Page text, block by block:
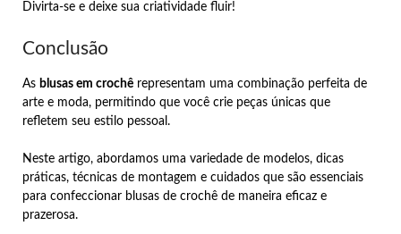
Divirta-se e deixe sua criatividade fluir!
Conclusão
As blusas em crochê representam uma combinação perfeita de
arte e moda, permitindo que você crie peças únicas que
refletem seu estilo pessoal.
Neste artigo, abordamos uma variedade de modelos, dicas
práticas, técnicas de montagem e cuidados que são essenciais
para confeccionar blusas de crochê de maneira eficaz e
prazerosa.